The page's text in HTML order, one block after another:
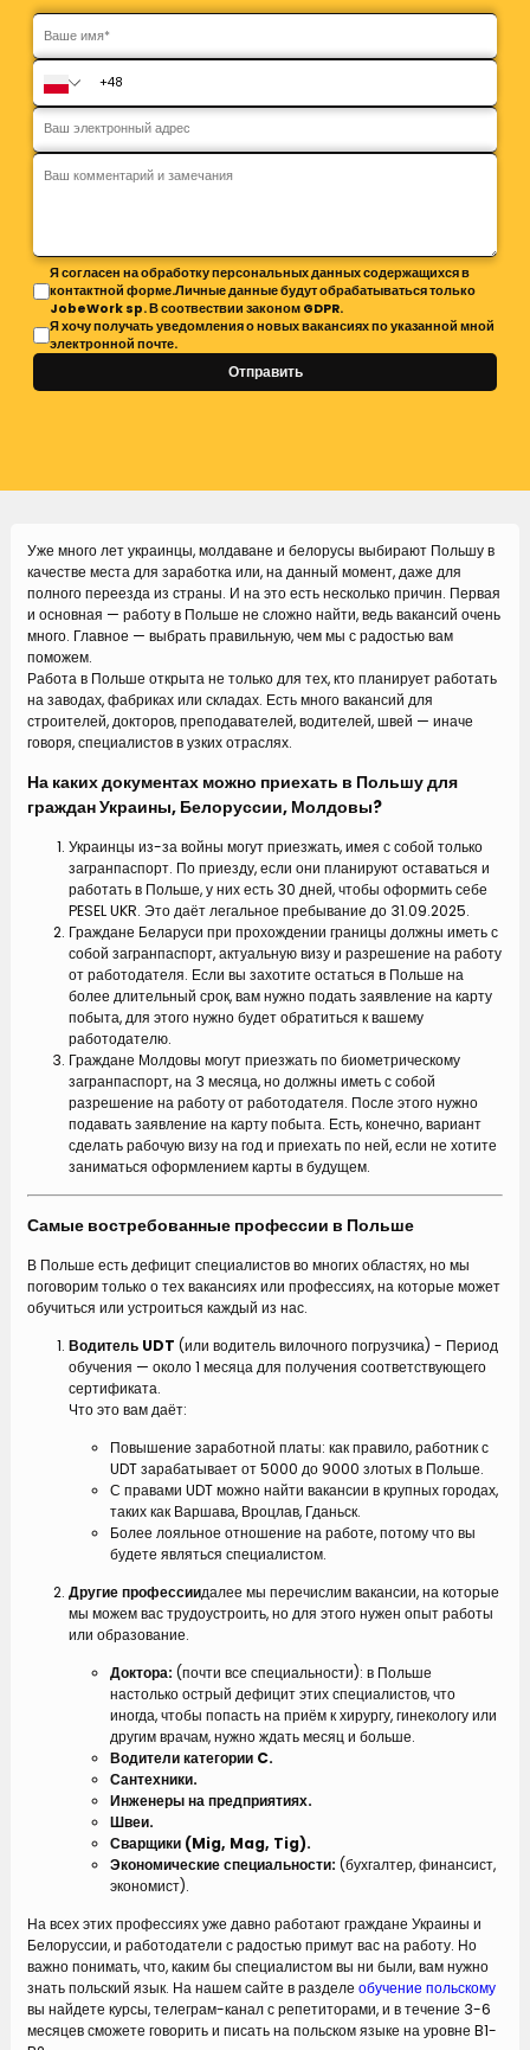
Я согласен на обработку персональных данных содержащихся в
контактной форме.Личные данные будут обрабатываться только
JobeWork sp. В соотвествии законом GDPR.
Я хочу получать уведомления о новых вакансиях по указанной мной
электронной почте.
Отправить
Уже много лет украинцы, молдаване и белорусы выбирают Польшу в
качестве места для заработка или, на данный момент, даже для
полного переезда из страны. И на это есть несколько причин. Первая
и основная — работу в Польше не сложно найти, ведь вакансий очень
много. Главное — выбрать правильную, чем мы с радостью вам
поможем.
Работа в Польше открыта не только для тех, кто планирует работать
на заводах, фабриках или складах. Есть много вакансий для
строителей, докторов, преподавателей, водителей, швей — иначе
говоря, специалистов в узких отраслях.
На каких документах можно приехать в Польшу для
граждан Украины, Белоруссии, Молдовы?
Украинцы из-за войны могут приезжать, имея с собой только
загранпаспорт. По приезду, если они планируют оставаться и
работать в Польше, у них есть 30 дней, чтобы оформить себе
PESEL UKR. Это даёт легальное пребывание до 31.09.2025.
Граждане Беларуси при прохождении границы должны иметь с
собой загранпаспорт, актуальную визу и разрешение на работу
от работодателя. Если вы захотите остаться в Польше на
более длительный срок, вам нужно подать заявление на карту
побыта, для этого нужно будет обратиться к вашему
работодателю.
Граждане Молдовы могут приезжать по биометрическому
загранпаспорт, на 3 месяца, но должны иметь с собой
разрешение на работу от работодателя. После этого нужно
подавать заявление на карту побыта. Есть, конечно, вариант
сделать рабочую визу на год и приехать по ней, если не хотите
заниматься оформлением карты в будущем.
Самые востребованные профессии в Польше
В Польше есть дефицит специалистов во многих областях, но мы
поговорим только о тех вакансиях или профессиях, на которые может
обучиться или устроиться каждый из нас.
Водитель UDT (или водитель вилочного погрузчика) - Период
обучения — около 1 месяца для получения соответствующего
сертификата.
Что это вам даёт:
Повышение заработной платы: как правило, работник с
UDT зарабатывает от 5000 до 9000 злотых в Польше.
С правами UDT можно найти вакансии в крупных городах,
таких как Варшава, Вроцлав, Гданьск.
Более лояльное отношение на работе, потому что вы
будете являться специалистом.
Другие профессиидалее мы перечислим вакансии, на которые
мы можем вас трудоустроить, но для этого нужен опыт работы
или образование.
Доктора: (почти все специальности): в Польше
настолько острый дефицит этих специалистов, что
иногда, чтобы попасть на приём к хирургу, гинекологу или
другим врачам, нужно ждать месяц и больше.
Водители категории C.
Сантехники.
Инженеры на предприятиях.
Швеи.
Сварщики (Mig, Mag, Tig).
Экономические специальности: (бухгалтер, финансист,
экономист).
На всех этих профессиях уже давно работают граждане Украины и
Белоруссии, и работодатели с радостью примут вас на работу. Но
важно понимать, что, каким бы специалистом вы ни были, вам нужно
знать польский язык. На нашем сайте в разделе обучение польскому
вы найдете курсы, телеграм-канал с репетиторами, и в течение 3-6
месяцев сможете говорить и писать на польском языке на уровне B1-